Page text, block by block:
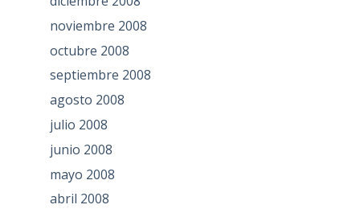
noviembre 2008
octubre 2008
septiembre 2008
agosto 2008
julio 2008
junio 2008
mayo 2008
abril 2008